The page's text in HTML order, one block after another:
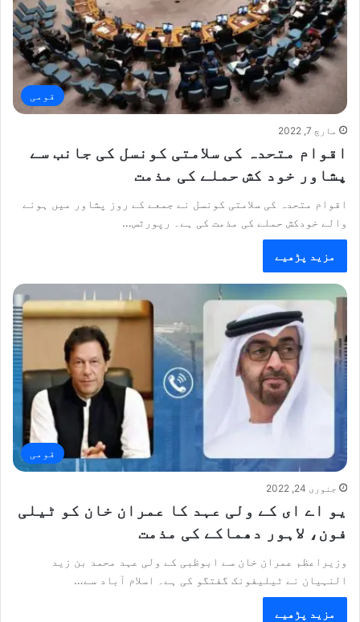
قومی
مارچ 7, 2022
اقوام متحدہ کی سلامتی کونسل کی جانب سے
پشاور خود کش حملے کی مذمت
اقوام متحدہ کی سلامتی کونسل نے جمعے کے روز پشاور میں ہونے
والے خودکش حملے کی مذمت کی ہے۔ رپورٹس…
مزید پڑھیے
قومی
جنوری 24, 2022
یو اے ای کے ولی عہد کا عمران خان کو ٹیلی
فون، لاہور دھماکے کی مذمت
وزیراعظم عمران خان سے ابوظبی کے ولی عہد محمد بن زید
النہیان نے ٹیلیفونک گفتگو کی ہے۔ اسلام آباد سے…
مزید پڑھیے